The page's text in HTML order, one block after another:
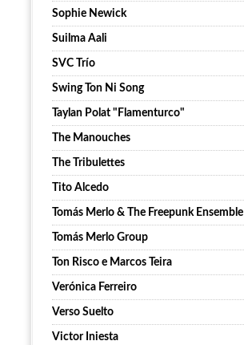
Sophie Newick
Suilma Aali
SVC Trío
Swing Ton Ni Song
Taylan Polat "Flamenturco"
The Manouches
The Tribulettes
Tito Alcedo
Tomás Merlo & The Freepunk Ensemble
Tomás Merlo Group
Ton Risco e Marcos Teira
Verónica Ferreiro
Verso Suelto
Victor Iniesta